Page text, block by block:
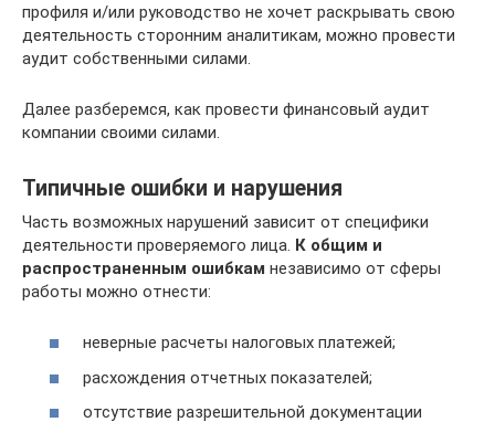
профиля и/или руководство не хочет раскрывать свою
деятельность сторонним аналитикам, можно провести
аудит собственными силами.
Далее разберемся, как провести финансовый аудит
компании своими силами.
Типичные ошибки и нарушения
Часть возможных нарушений зависит от специфики
деятельности проверяемого лица. К общим и
распространенным ошибкам независимо от сферы
работы можно отнести:
неверные расчеты налоговых платежей;
расхождения отчетных показателей;
отсутствие разрешительной документации